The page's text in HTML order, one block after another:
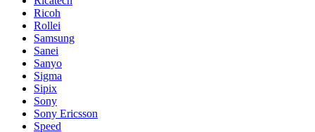
Ricoh
Rollei
Samsung
Sanei
Sanyo
Sigma
Sipix
Sony
Sony Ericsson
Speed